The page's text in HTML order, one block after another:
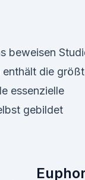
beweisen
enthält die
essenzielle
gebildet